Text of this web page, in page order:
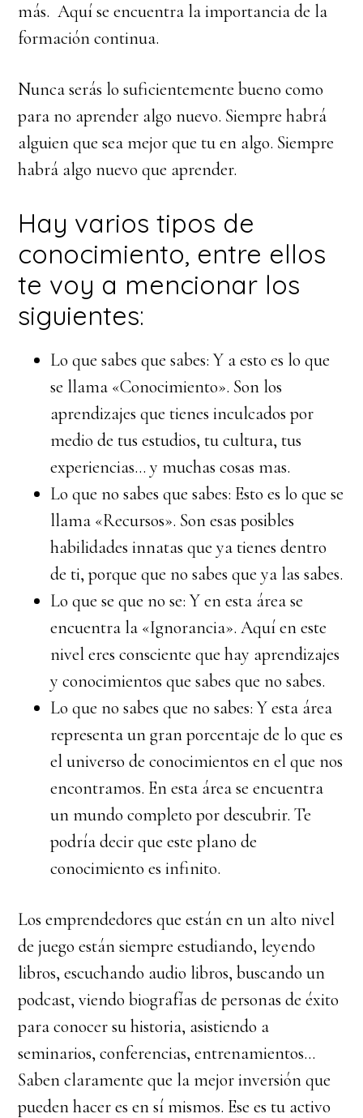
más. Aquí se encuentra la importancia de la
formación continua.
Nunca serás lo suficientemente bueno como
para no aprender algo nuevo. Siempre habrá
alguien que sea mejor que tu en algo. Siempre
habrá algo nuevo que aprender.
Hay varios tipos de
conocimiento, entre ellos
te voy a mencionar los
siguientes:
Lo que sabes que sabes: Y a esto es lo que
se llama «Conocimiento». Son los
aprendizajes que tienes inculcados por
medio de tus estudios, tu cultura, tus
experiencias… y muchas cosas mas.
Lo que no sabes que sabes: Esto es lo que se
llama «Recursos». Son esas posibles
habilidades innatas que ya tienes dentro
de ti, porque que no sabes que ya las sabes.
Lo que se que no se: Y en esta área se
encuentra la «Ignorancia». Aquí en este
nivel eres consciente que hay aprendizajes
y conocimientos que sabes que no sabes.
Lo que no sabes que no sabes: Y esta área
representa un gran porcentaje de lo que es
el universo de conocimientos en el que nos
encontramos. En esta área se encuentra
un mundo completo por descubrir. Te
podría decir que este plano de
conocimiento es infinito.
Los emprendedores que están en un alto nivel
de juego están siempre estudiando, leyendo
libros, escuchando audio libros, buscando un
podcast, viendo biografías de personas de éxito
para conocer su historia, asistiendo a
seminarios, conferencias, entrenamientos…
Saben claramente que la mejor inversión que
pueden hacer es en sí mismos. Ese es tu activo